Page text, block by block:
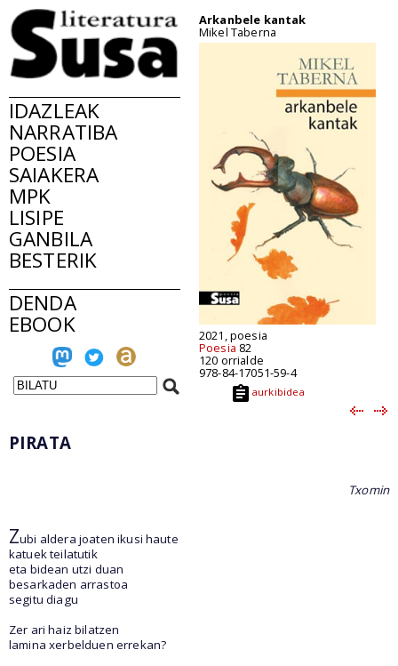
IDAZLEAK
NARRATIBA
POESIA
SAIAKERA
MPK
LISIPE
GANBILA
BESTERIK
DENDA
EBOOK
Arkanbele kantak
Mikel Taberna
2021, poesia
Poesia 82
120 orrialde
978-84-17051-59-4
aurkibidea
PIRATA
Txomin
Zubi aldera joaten ikusi haute
katuek teilatutik
eta bidean utzi duan
besarkaden arrastoa
segitu diagu
Zer ari haiz bilatzen
lamina xerbelduen errekan?